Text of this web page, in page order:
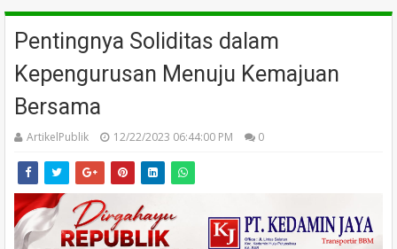
Pentingnya Soliditas dalam
Kepengurusan Menuju Kemajuan
Bersama
ArtikelPublik 12/22/2023 06:44:00 PM 0